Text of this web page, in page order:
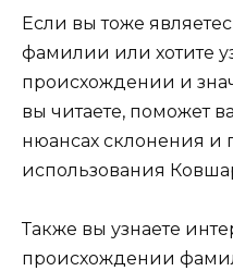
Если вы тоже
фамилии или хотите
происхождении и
вы читаете, поможет
нюансах склонения и
использования
Также вы узнаете
происхождении